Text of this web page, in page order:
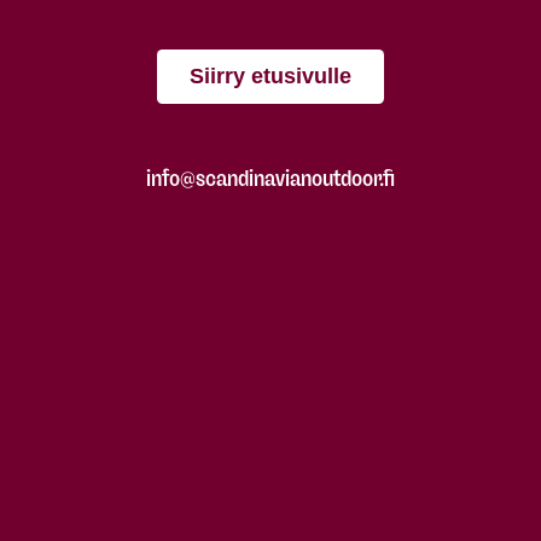
Siirry etusivulle
info@scandinavianoutdoor.fi